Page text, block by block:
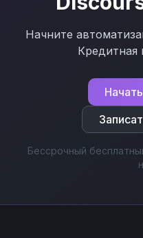
Начните
Кредитная
Бессрочный